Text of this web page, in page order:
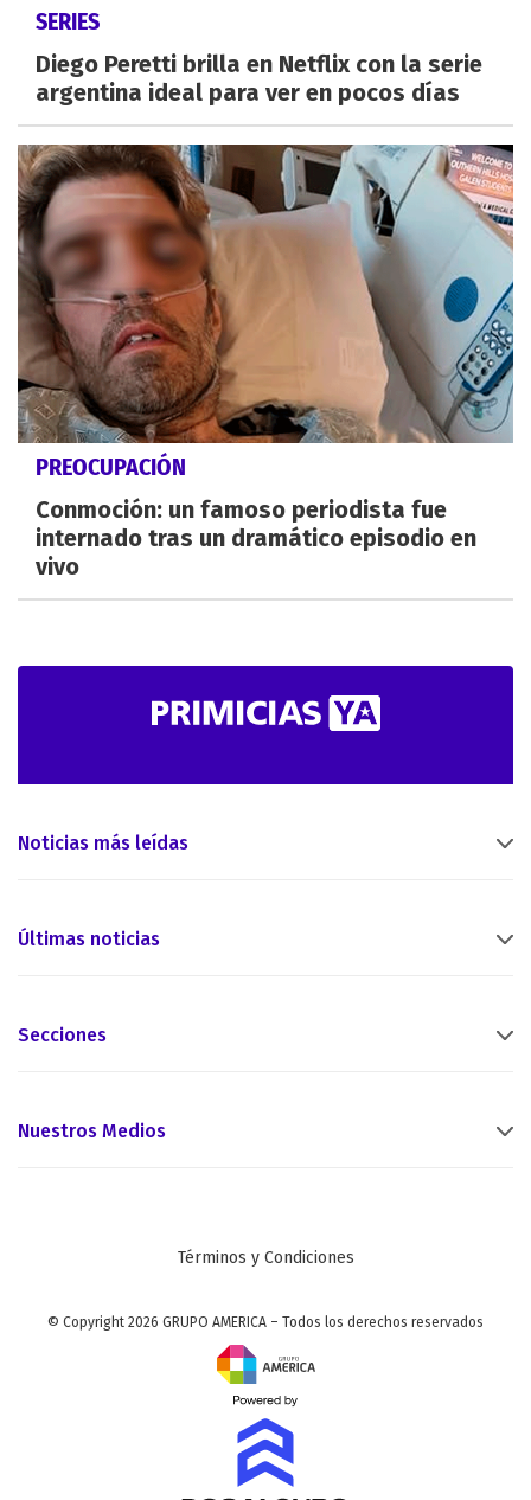
SERIES
Diego Peretti brilla en Netflix con la serie
argentina ideal para ver en pocos días
PREOCUPACIÓN
Conmoción: un famoso periodista fue
internado tras un dramático episodio en
vivo
Noticias más leídas
Últimas noticias
Secciones
Nuestros Medios
Términos y Condiciones
© Copyright 2026 GRUPO AMERICA – Todos los derechos reservados